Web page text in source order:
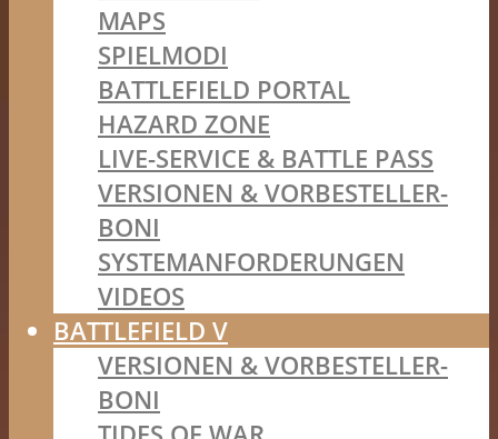
MAPS
SPIELMODI
BATTLEFIELD PORTAL
HAZARD ZONE
LIVE-SERVICE & BATTLE PASS
VERSIONEN & VORBESTELLER-
BONI
SYSTEMANFORDERUNGEN
VIDEOS
BATTLEFIELD V
VERSIONEN & VORBESTELLER-
BONI